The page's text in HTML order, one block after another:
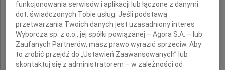
serdeczne wyrazy współczucia
z powodu śmierci
Mamy
funkcjonowania serwisów i aplikacji lub łączone z danymi
dot. świadczonych Tobie usług. Jeśli podstawą
przetwarzania Twoich danych jest uzasadniony interes
Wyborcza sp. z o.o., jej spółki powiązanej – Agora S.A. – lub
Zaufanych Partnerów, masz prawo wyrazić sprzeciw. Aby
to zrobić przejdź do „Ustawień Zaawansowanych” lub
skontaktuj się z administratorem – w zależności od